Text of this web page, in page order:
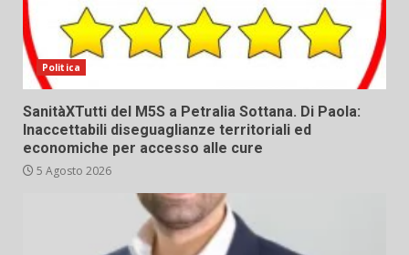
Politica
SanitàXTutti del M5S a Petralia Sottana. Di Paola:
Inaccettabili diseguaglianze territoriali ed
economiche per accesso alle cure
5 Agosto 2026